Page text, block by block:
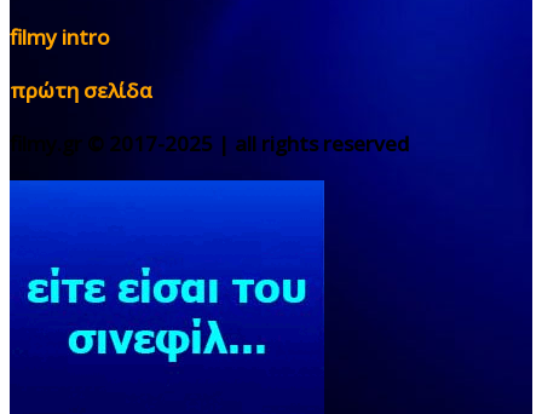
filmy intro
πρώτη σελίδα
filmy.gr © 2017-2025 | all rights reserved